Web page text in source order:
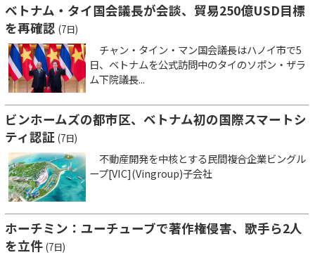
ベトナム・タイ国会議長が会談、貿易250億USD目標
を再確認 (7日)
チャン・タイン・マン国会議長はハノイ市で5
日、ベトナムを公式訪問中のタイのソポン・ザラ
ム下院議長...
ビンホームズの都市区、ベトナム初の国際スマートシ
ティ認証 (7日)
不動産開発を中核とする民間複合企業ビングル
ープ[VIC](Vingroup)子会社
ホーチミン：ユーチューブで著作権侵害、歌手ら2人
を立件 (7日)